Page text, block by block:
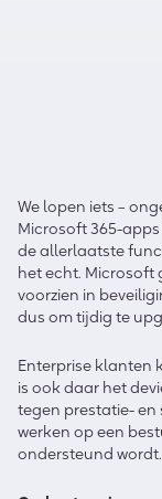
We lopen iets –
Microsoft 365-
de allerlaatste
het echt. Microsoft
voorzien in
dus om tijdig te
Enterprise klanten
is ook daar het
tegen prestatie-
werken op een
ondersteund wordt.